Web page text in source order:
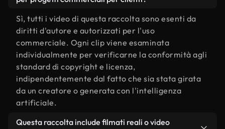
Sì, tutti i video di questa raccolta sono esenti da
diritti d'autore e autorizzati per l'uso
commerciale. Ogni clip viene esaminata
individualmente per verificarne la conformità agli
standard di copyright e licenza,
indipendentemente dal fatto che sia stata girata
da un creatore o generata con l'intelligenza
artificiale.
Questa raccolta include filmati reali o video